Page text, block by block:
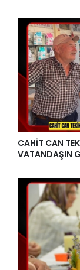
CAHİT CAN
VATANDAŞIN